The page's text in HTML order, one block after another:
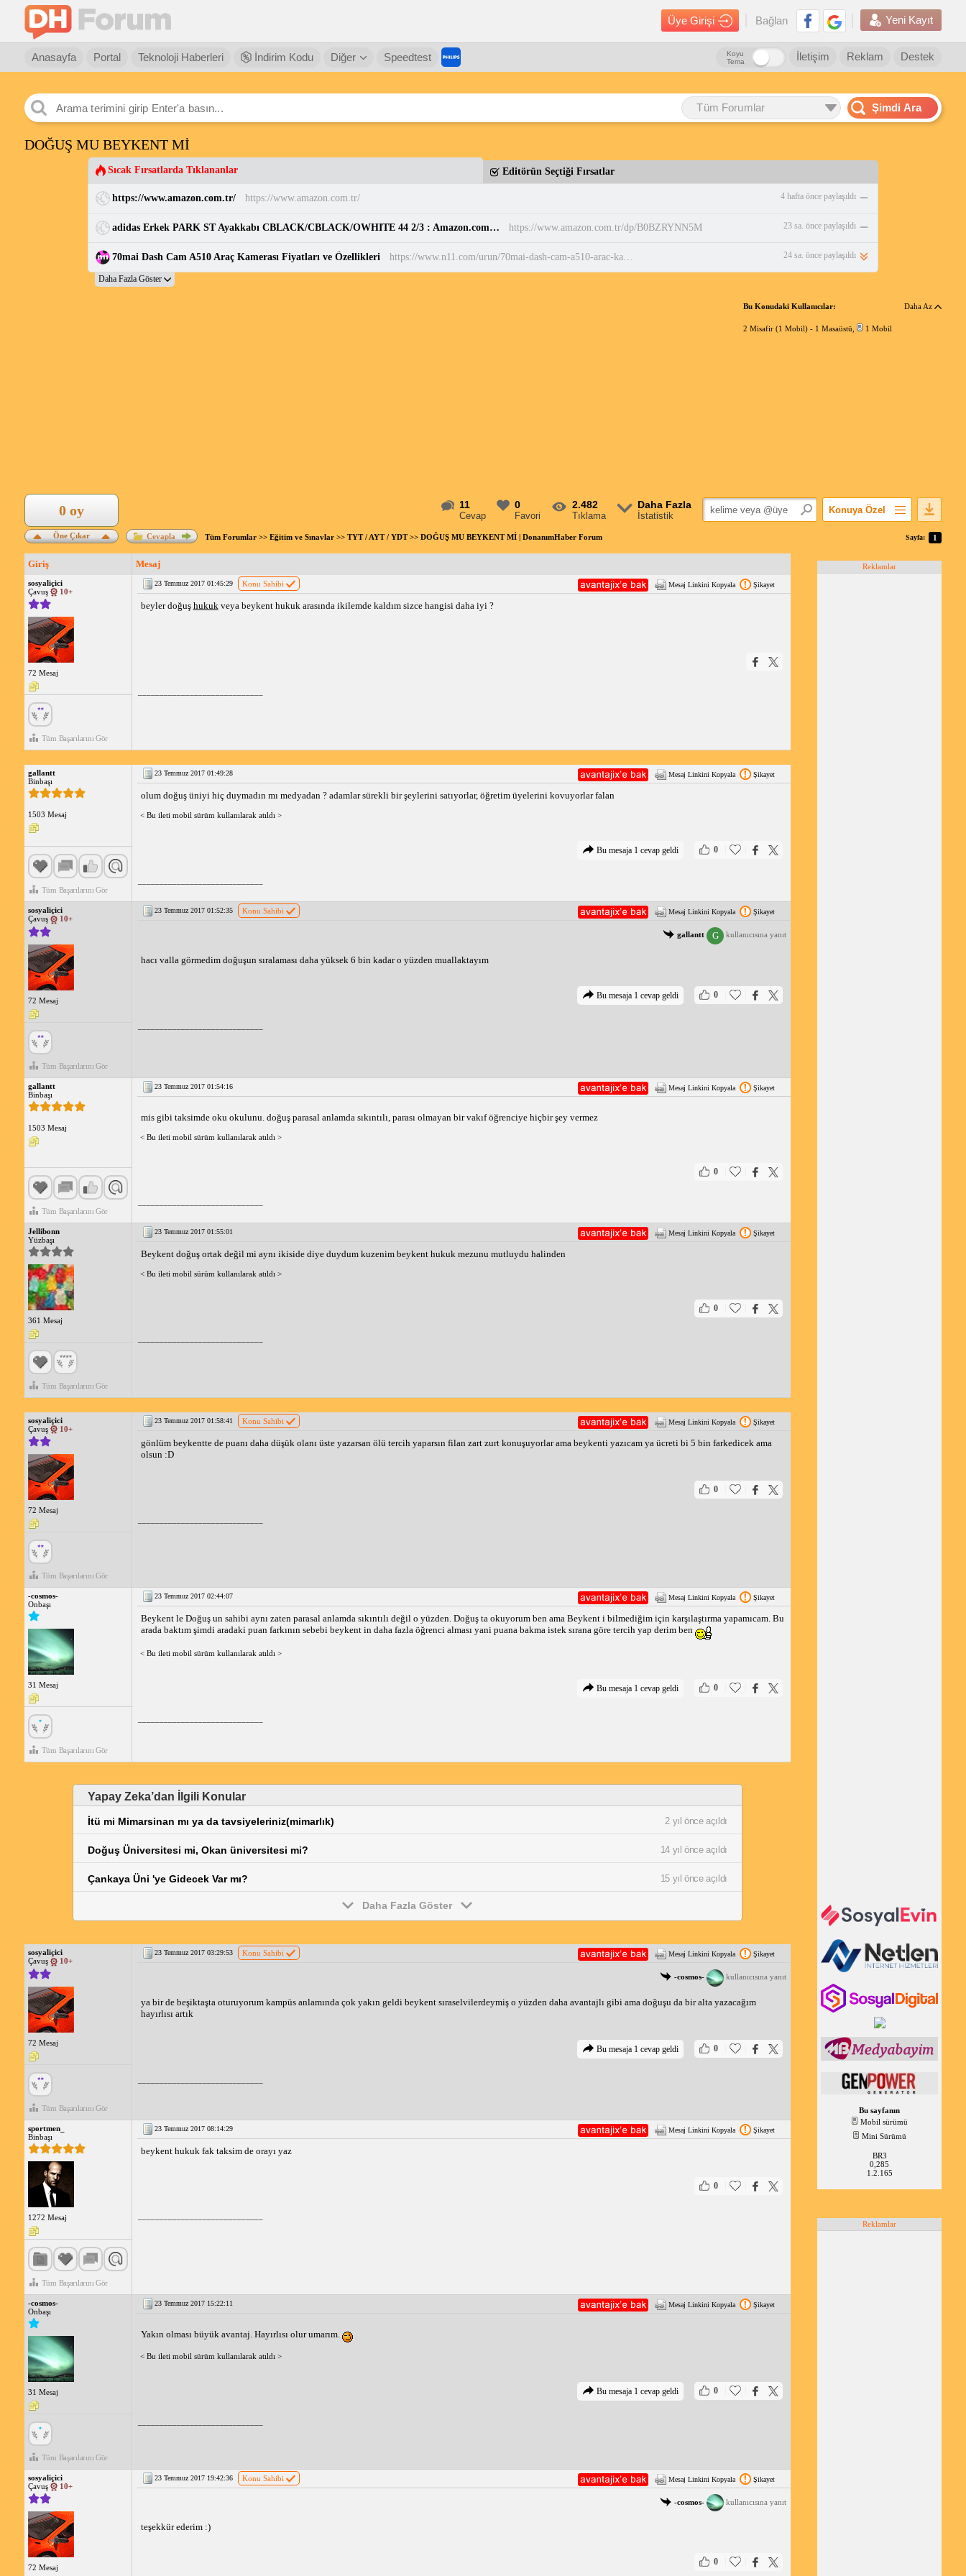
Üye Girişi Bağlan Yeni Kayıt
Anasayfa Portal Teknoloji Haberleri İndirim Kodu Diğer Speedtest Destek
Reklam
İletişim
Koyu
Tema
Tüm Forumlar Şimdi Ara
DOĞUŞ MU BEYKENT Mİ
Sıcak Fırsatlarda Tıklananlar Editörün Seçtiği Fırsatlar
https://www.amazon.com.tr/ https://www.amazon.com.tr/ 4 hafta önce paylaşıldı
adidas Erkek PARK ST Ayakkabı CBLACK/CBLACK/OWHITE 44 2/3 : Amazon.com.tr: Moda https://www.amazon.com.tr/dp/B0BZRYNN5M 23 sa. önce paylaşıldı
70mai Dash Cam A510 Araç Kamerası Fiyatları ve Özellikleri https://www.n11.com/urun/70mai-dash-cam-a510-arac-kamerasi-55236869?magaza=marteknoloji 24 sa. önce paylaşıldı
Bu Konudaki Kullanıcılar: Daha Az
2 Misafir (1 Mobil) - 1 Masaüstü 1 Mobil
11
Cevap
0
Favori
2.482
Tıklama
Daha Fazla
İstatistik
Konuya Özel
Popüler Mesajlar
Öne Çıkar
0 oy
Cevapla Tüm Forumlar>> Eğitim ve Sınavlar>> TYT / AYT / YDT>> DOĞUŞ MU BEYKENT Mİ | DonanımHaber Forum Sayfa: 1
Giriş Mesaj
sosyaliçici
Çavuş
10+
72 Mesaj
Tüm Başarılarını Gör
23 Temmuz 2017 01:45:29 Konu Sahibi Mesaj Linkini Kopyala Şikayet
beyler doğuş hukukveya beykent hukuk arasında ikilemde kaldım sizce hangisi daha iyi ?
gallantt
Binbaşı
1503 Mesaj
Tüm Başarılarını Gör
23 Temmuz 2017 01:49:28 Mesaj Linkini Kopyala Şikayet
olum doğuş üniyi hiç duymadın mı medyadan ? adamlar sürekli bir şeylerini satıyorlar, öğretim üyelerini kovuyorlar falan
< Bu ileti mobil sürüm kullanılarak atıldı >
0
Bu mesaja 1 cevap geldi
sosyaliçici
Çavuş
10+
72 Mesaj
Tüm Başarılarını Gör
23 Temmuz 2017 01:52:35 Konu Sahibi Mesaj Linkini Kopyala Şikayet
gallantt G kullanıcısına yanıt
hacı valla görmedim doğuşun sıralaması daha yüksek 6 bin kadar o yüzden muallaktayım
0
Bu mesaja 1 cevap geldi
gallantt
Binbaşı
1503 Mesaj
Tüm Başarılarını Gör
23 Temmuz 2017 01:54:16 Mesaj Linkini Kopyala Şikayet
mis gibi taksimde oku okulunu. doğuş parasal anlamda sıkıntılı, parası olmayan bir vakıf öğrenciye hiçbir şey vermez
< Bu ileti mobil sürüm kullanılarak atıldı >
0
Jellibonn
Yüzbaşı
361 Mesaj
Tüm Başarılarını Gör
23 Temmuz 2017 01:55:01 Mesaj Linkini Kopyala Şikayet
Beykent doğuş ortak değil mi aynı ikiside diye duydum kuzenim beykent hukuk mezunu mutluydu halinden
< Bu ileti mobil sürüm kullanılarak atıldı >
0
sosyaliçici
Çavuş
10+
72 Mesaj
Tüm Başarılarını Gör
23 Temmuz 2017 01:58:41 Konu Sahibi Mesaj Linkini Kopyala Şikayet
gönlüm beykentte de puanı daha düşük olanı üste yazarsan ölü tercih yaparsın filan zart zurt konuşuyorlar ama beykenti yazıcam ya ücreti bi 5 bin farkedicek ama
olsun :D
0
-cosmos-
Onbaşı
31 Mesaj
Tüm Başarılarını Gör
23 Temmuz 2017 02:44:07 Mesaj Linkini Kopyala Şikayet
Beykent le Doğuş un sahibi aynı zaten parasal anlamda sıkıntılı değil o yüzden. Doğuş ta okuyorum ben ama Beykent i bilmediğim için karşılaştırma yapamıcam. Bu
arada baktım şimdi aradaki puan farkının sebebi beykent in daha fazla öğrenci alması yani puana bakma istek sırana göre tercih yap derim ben
< Bu ileti mobil sürüm kullanılarak atıldı >
0
Bu mesaja 1 cevap geldi
Yapay Zeka’dan İlgili Konular
İtü mi Mimarsinan mı ya da tavsiyeleriniz(mimarlık) 2 yıl önce açıldı
Doğuş Üniversitesi mi, Okan üniversitesi mi? 14 yıl önce açıldı
Çankaya Üni 'ye Gidecek Var mı? 15 yıl önce açıldı
Daha Fazla Göster
sosyaliçici
Çavuş
10+
72 Mesaj
Tüm Başarılarını Gör
23 Temmuz 2017 03:29:53 Konu Sahibi Mesaj Linkini Kopyala Şikayet
-cosmos- kullanıcısına yanıt
ya bir de beşiktaşta oturuyorum kampüs anlamında çok yakın geldi beykent sıraselvilerdeymiş o yüzden daha avantajlı gibi ama doğuşu da bir alta yazacağım
hayırlısı artık
0
Bu mesaja 1 cevap geldi
sportmen_
Binbaşı
1272 Mesaj
Tüm Başarılarını Gör
23 Temmuz 2017 08:14:29 Mesaj Linkini Kopyala Şikayet
beykent hukuk fak taksim de orayı yaz
0
-cosmos-
Onbaşı
31 Mesaj
Tüm Başarılarını Gör
23 Temmuz 2017 15:22:11 Mesaj Linkini Kopyala Şikayet
Yakın olması büyük avantaj. Hayırlısı olur umarım.
< Bu ileti mobil sürüm kullanılarak atıldı >
0
Bu mesaja 1 cevap geldi
sosyaliçici
Çavuş
10+
72 Mesaj
23 Temmuz 2017 19:42:36 Konu Sahibi Mesaj Linkini Kopyala Şikayet
-cosmos- kullanıcısına yanıt
teşekkür ederim :)
0
Reklamlar
Bu sayfanın
Mobil sürümü
Mini Sürümü
BR3
0,285
1.2.165
Reklamlar